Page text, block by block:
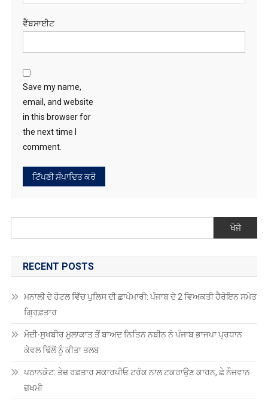
ਵੈੱਬਸਾਈਟ
Save my name,
email, and website
in this browser for
the next time I
comment.
ਖੋਜੋ
RECENT POSTS
ਮਨਾਲੀ ਦੇ ਹੋਟਲ ਵਿੱਚ ਪੁਲਿਸ ਦੀ ਛਾਪੇਮਾਰੀ: ਪੰਜਾਬ ਦੇ 2 ਵਿਅਕਤੀ ਹੈਰੋਇਨ ਸਮੇਤ
ਗ੍ਰਿਫ਼ਤਾਰ
ਮੋਦੀ-ਸੁਖਬੀਰ ਮੁਲਾਕਾਤ ਤੋਂ ਬਾਅਦ ਨਿਤਿਨ ਨਬੀਨ ਨੇ ਪੰਜਾਬ ਭਾਜਪਾ ਪ੍ਰਧਾਨ
ਕੇਵਲ ਢਿੱਲੋਂ ਨੂੰ ਕੀਤਾ ਤਲਬ
ਪਠਾਨਕੋਟ: ਤੇਜ਼ ਰਫ਼ਤਾਰ ਸਕਾਰਪੀਓ ਟਰੱਕ ਨਾਲ ਟਕਰਾਉਣ ਕਾਰਨ, ਛੇ ਨੌਜਵਾਨ
ਜ਼ਖਮੀ